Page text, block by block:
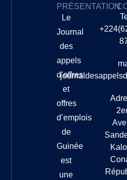
PRÉSENTATION
Le
Journal
des
appels
d’offres
et
offres
d’emplois
de
Guinée
est
une